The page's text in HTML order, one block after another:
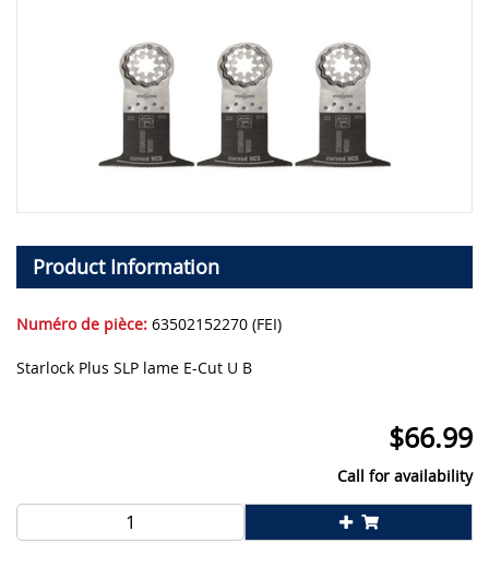
Product Information
Numéro de pièce: 63502152270 (FEI)
Starlock Plus SLP lame E-Cut U B
$66.99
Call for availability